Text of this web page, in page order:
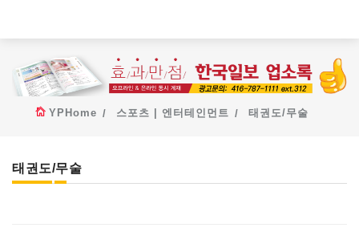
YPHome 스포츠 | 엔터테인먼트 태권도/무술
태권도/무술